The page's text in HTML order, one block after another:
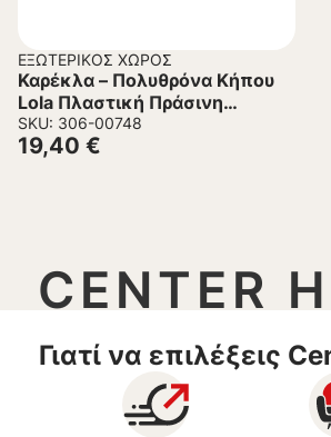
ΕΞΩΤΕΡΙΚΌΣ ΧΏΡΟΣ
Καρέκλα – Πολυθρόνα Κήπου
Lola Πλαστική Πράσινη
56x40x78 εκ.
SKU: 306-00748
19,40 €
CENTER
Γιατί να επιλέξεις